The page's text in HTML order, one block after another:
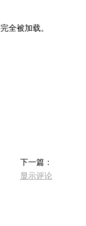
全被加载。
下一篇：
显示评论